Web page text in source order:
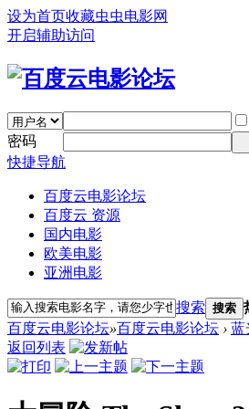
设为首页收藏虫虫电影网
开启辅助访问
密码
快捷导航
百度云电影论坛
百度云 资源
国内电影
欧美电影
亚洲电影
搜索 搜索
百度云电影论坛»百度云电影论坛 › 蓝
返回列表